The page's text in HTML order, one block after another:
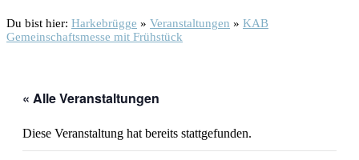
Du bist hier: Harkebrügge » Veranstaltungen » KAB
Gemeinschaftsmesse mit Frühstück
« Alle Veranstaltungen
Diese Veranstaltung hat bereits stattgefunden.